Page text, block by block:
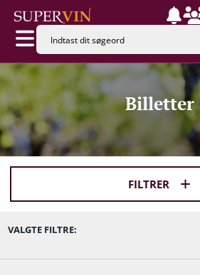
Billetter
FILTRER
VALGTE FILTRE: